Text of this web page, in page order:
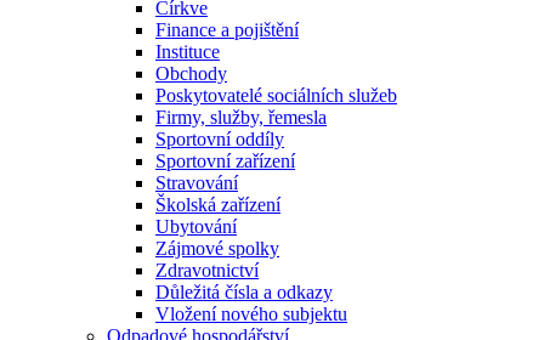
Církve
Finance a pojištění
Instituce
Obchody
Poskytovatelé sociálních služeb
Firmy, služby, řemesla
Sportovní oddíly
Sportovní zařízení
Stravování
Školská zařízení
Ubytování
Zájmové spolky
Zdravotnictví
Důležitá čísla a odkazy
Vložení nového subjektu
Odpadové hospodářství